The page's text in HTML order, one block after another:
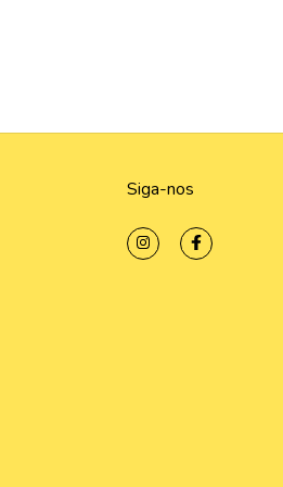
Siga-nos